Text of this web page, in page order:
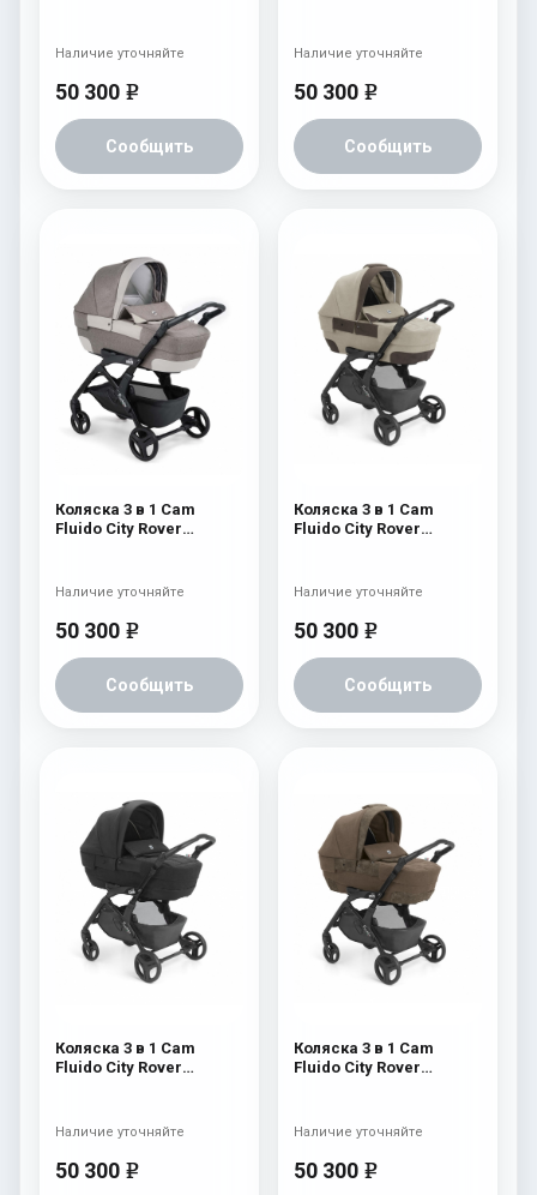
50 300 e
Сообщить
Наличие уточняйте
50 300 e
Сообщить
Наличие уточняйте
Коляска 3 в 1 Cam
Fluido City Rover
50 300 e
Сообщить
Наличие уточняйте
Коляска 3 в 1 Cam
Fluido City Rover
50 300 e
Сообщить
Наличие уточняйте
Коляска 3 в 1 Cam
Fluido City Rover
50 300 e
Наличие уточняйте
Коляска 3 в 1 Cam
Fluido City Rover
50 300 e
Наличие уточняйте